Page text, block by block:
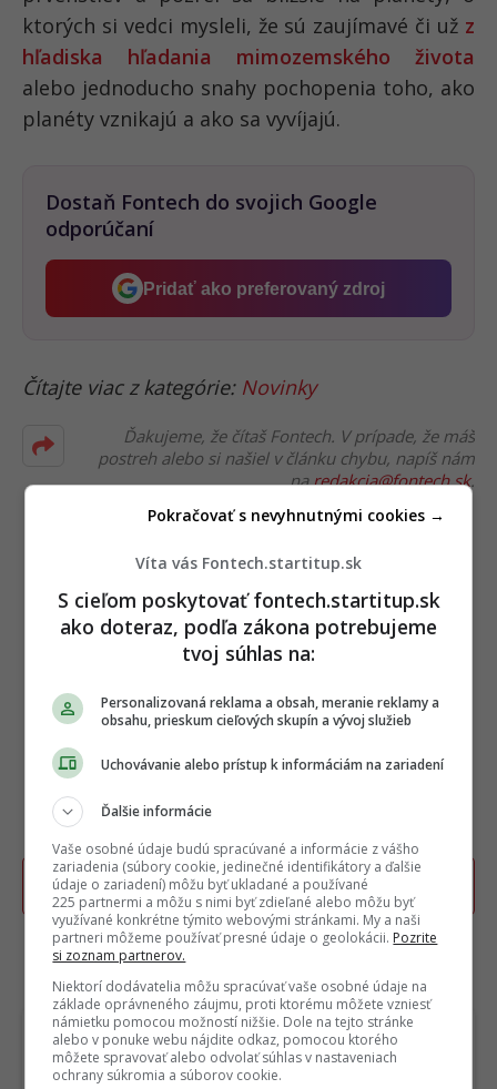
Víta vás Fontech.startitup.sk
S cieľom poskytovať fontech.startitup.sk
ako doteraz, podľa zákona potrebujeme
tvoj súhlas na:
Personalizovaná reklama a obsah, meranie reklamy a
obsahu, prieskum cieľových skupín a vývoj služieb
Uchovávanie alebo prístup k informáciám na zariadení
Ďalšie informácie
Vaše osobné údaje budú spracúvané a informácie z vášho
zariadenia (súbory cookie, jedinečné identifikátory a ďalšie
údaje o zariadení) môžu byť ukladané a používané
225 partnermi a môžu s nimi byť zdieľané alebo môžu byť
využívané konkrétne týmito webovými stránkami. My a naši
partneri môžeme používať presné údaje o geolokácii. Pozrite
si zoznam partnerov.
Niektorí dodávatelia môžu spracúvať vaše osobné údaje na
základe oprávneného záujmu, proti ktorému môžete vzniesť
námietku pomocou možností nižšie. Dole na tejto stránke
alebo v ponuke webu nájdite odkaz, pomocou ktorého
môžete spravovať alebo odvolať súhlas v nastaveniach
ochrany súkromia a súborov cookie.
Pokračovať s nevyhnutnými cookies →
ktorých si vedci mysleli, že sú zaujímavé či už z
hľadiska hľadania mimozemského života
alebo jednoducho snahy pochopenia toho, ako
planéty vznikajú a ako sa vyvíjajú.
Dostaň Fontech do svojich Google
odporúčaní
Pridať ako preferovaný zdroj
Fontech, odkaz sa otvorí v
Čítajte viac z kategórie: Novinky
Ďakujeme, že čítaš Fontech. V prípade, že máš
postreh alebo si našiel v článku chybu, napíš nám
naredakcia@fontech.sk.
Poslať TIP redakcii na článok